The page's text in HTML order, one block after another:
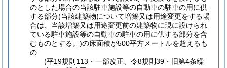
のとした場合の当該駐車施設等の自動車の駐車の用に供
する部分(当該建築物について増築又は用途変更をする場
合は、当該増築又は用途変更前の建築物に現に設けられ
ている駐車施設等の自動車の駐車の用に供する部分を含
むものとする。)の床面積が500平方メートルを超えるも
の
(平19規則113・一部改正、令8規則39・旧第4条繰